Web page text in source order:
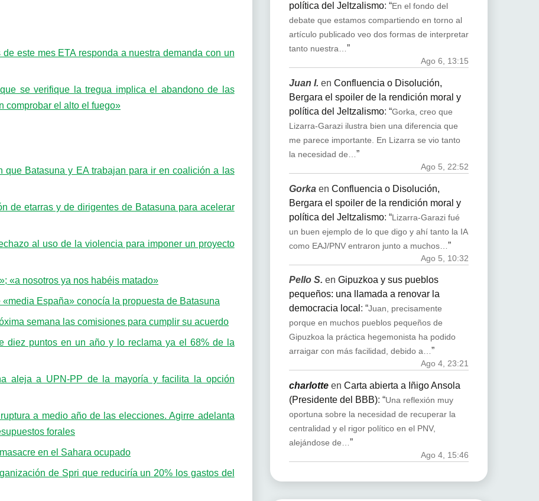
este mes ETA responda a nuestra demanda con un
se verifique la tregua implica el abandono de las
comprobar el alto el fuego»
que Batasuna y EA trabajan para ir en coalición a las
de etarras y de dirigentes de Batasuna para acelerar
al uso de la violencia para imponer un proyecto
«a nosotros ya nos habéis matado»
España» conocía la propuesta de Batasuna
semana las comisiones para cumplir su acuerdo
diez puntos en un año y lo reclama ya el 68% de la
aleja a UPN-PP de la mayoría y facilita la opción
a medio año de las elecciones. Agirre adelanta
forales
en el Sahara ocupado
de Spri que reduciría un 20% los gastos del
política del Jeltzalismo: “En el fondo del
debate que estamos compartiendo en torno al
artículo publicado veo dos formas de interpretar
tanto nuestra…”
Ago 6, 13:15
Juan I. en Confluencia o Disolución,
Bergara el spoiler de la rendición moral y
política del Jeltzalismo: “Gorka, creo que
Lizarra-Garazi ilustra bien una diferencia que
me parece importante. En Lizarra se vio tanto
la necesidad de… ”
Ago 5, 22:52
Gorkaen Confluencia o Disolución,
Bergara el spoiler de la rendición moral y
política del Jeltzalismo: “Lizarra-Garazi fué
un buen ejemplo de lo que digo y ahí tanto la IA
como EAJ/PNV entraron junto a muchos… ”
Ago 5, 10:32
Pello S. en Gipuzkoa y sus pueblos
pequeños: una llamada a renovar la
democracia local : “Juan, precisamente
porque en muchos pueblos pequeños de
Gipuzkoa la práctica hegemonista ha podido
arraigar con más facilidad, debido a…”
Ago 4, 23:21
charlotteen Carta abierta a Iñigo Ansola
(Presidente del BBB): “Una reflexión muy
oportuna sobre la necesidad de recuperar la
centralidad y el rigor político en el PNV,
alejándose de…”
Ago 4, 15:46